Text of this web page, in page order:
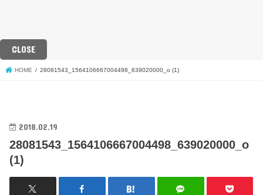
CLOSE
HOME 28081543_1564106667004498_639020000_o (1)
2018.02.19
28081543_1564106667004498_639020000_o
(1)